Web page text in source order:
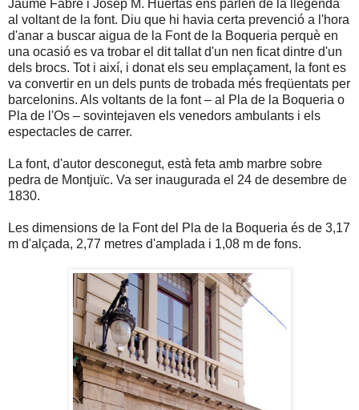
Jaume Fabre i Josep M. Huertas ens parlen de la llegenda
al voltant de la font. Diu que hi havia certa prevenció a l'hora
d'anar a buscar aigua de la Font de la Boqueria perquè en
una ocasió es va trobar el dit tallat d'un nen ficat dintre d'un
dels brocs. Tot i així, i donat els seu emplaçament, la font es
va convertir en un dels punts de trobada més freqüentats per
barcelonins. Als voltants de la font – al Pla de la Boqueria o
Pla de l'Os – sovintejaven els venedors ambulants i els
espectacles de carrer.
La font, d'autor desconegut, està feta amb marbre sobre
pedra de Montjuïc. Va ser inaugurada el 24 de desembre de
1830.
Les dimensions de la Font del Pla de la Boqueria és de 3,17
m d'alçada, 2,77 metres d'amplada i 1,08 m de fons.